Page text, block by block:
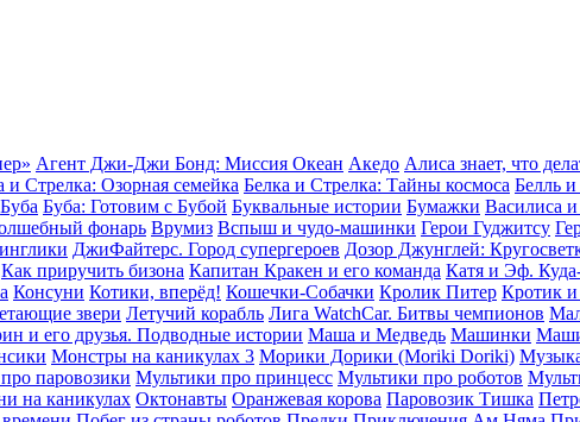
Агент Джи-Джи Бонд: Миссия Океан Акедо Алиса знает, что
и Стрелка: Озорная семейка Белка и Стрелка: Тайны космоса Белль и
Буба Буба: Готовим с Бубой Буквальные истории Бумажки Василиса
фонарь Врумиз Вспыш и чудо-машинки Герои Гуджитсу
ДжиФайтерс. Город супергероев Дозор Джунглей:
Как приручить бизона Капитан Кракен и его команда Катя и Эф.
Консуни Котики, вперёд! Кошечки-Собачки Кролик Питер Кротик
звери Летучий корабль Лига WatchCar. Битвы чемпионов
и его друзья. Подводные истории Маша и Медведь Машинки
Монстры на каникулах 3 Морики Дорики (Moriki Doriki)
паровозики Мультики про принцесс Мультики про роботов
на каникулах Октонавты Оранжевая корова Паровозик Тишка